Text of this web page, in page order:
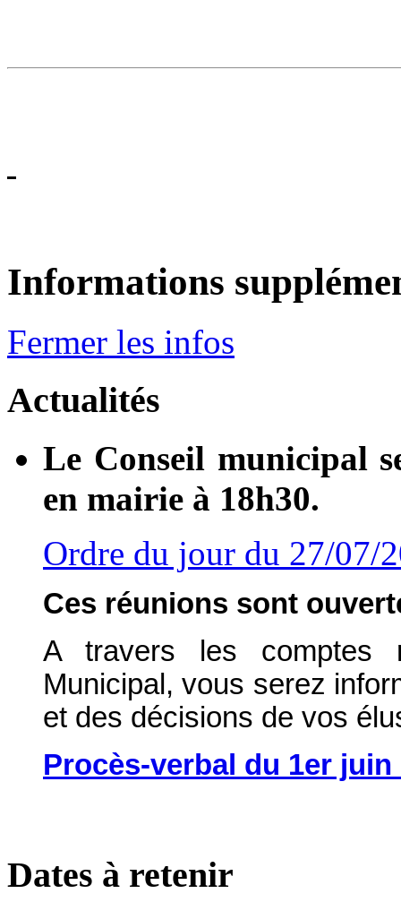
Informations
Fermer les infos
Actualités
Le Conseil municipal
en mairie à 18h30.
Ordre du jour du 27/07/
Ces réunions sont
A travers les comptes
Municipal, vous serez
et des décisions de vos
Procès-verbal du 1er juin
Dates à retenir